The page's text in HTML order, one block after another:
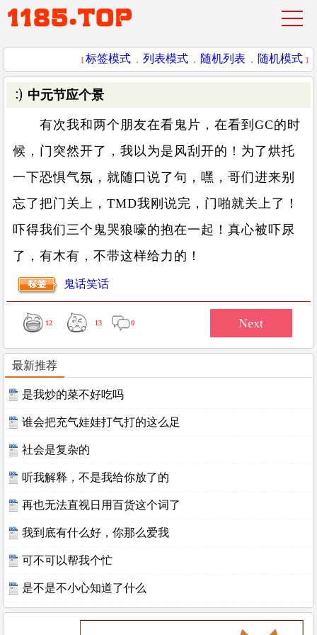
[ 标签模式 ， 列表模式 ， 随机列表 ， 随机模式 ]
中元节应个景
有次我和两个朋友在看鬼片，在看到GC的时
候，门突然开了，我以为是风刮开的！为了烘托
一下恐惧气氛，就随口说了句，嘿，哥们进来别
忘了把门关上，TMD我刚说完，门啪就关上了！
吓得我们三个鬼哭狼嚎的抱在一起！真心被吓尿
了，有木有，不带这样给力的！
鬼话笑话
12 13 0
最新推荐
是我炒的菜不好吃吗
谁会把充气娃娃打气打的这么足
社会是复杂的
听我解释，不是我给你放了的
再也无法直视日用百货这个词了
我到底有什么好，你那么爱我
可不可以帮我个忙
是不是不小心知道了什么